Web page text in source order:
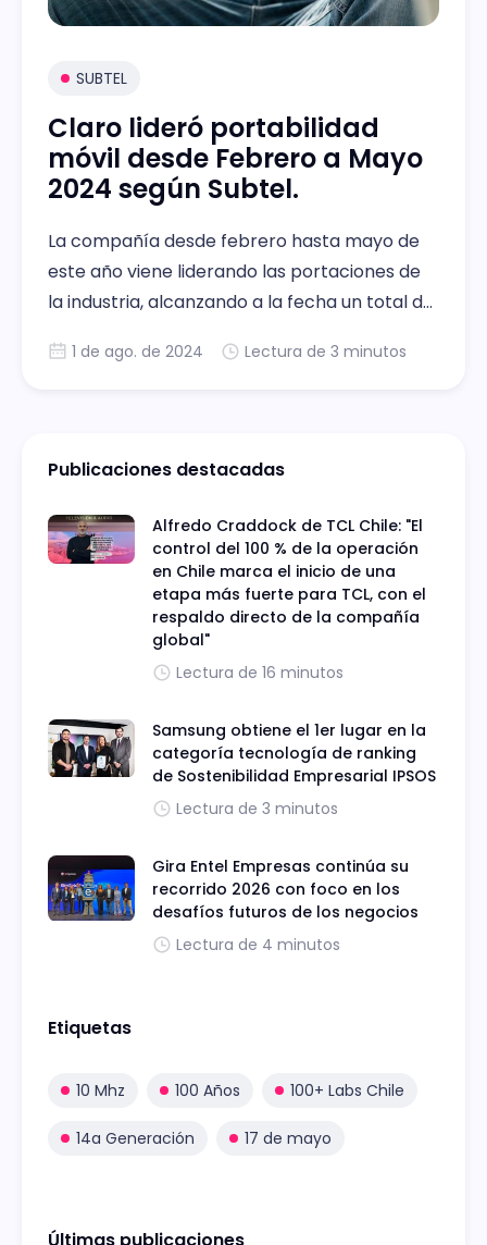
SUBTEL
Claro lideró portabilidad
móvil desde Febrero a Mayo
2024 según Subtel.
La compañía desde febrero hasta mayo de
este año viene liderando las portaciones de
la industria, alcanzando a la fecha un total de
se registra en portaciones pospago,
1 de ago. de 2024 Lectura de 3 minutos
Publicaciones destacadas
Alfredo Craddock de TCL Chile: "El
control del 100 % de la operación
en Chile marca el inicio de una
etapa más fuerte para TCL, con el
respaldo directo de la compañía
global"
Lectura de 16 minutos
Samsung obtiene el 1er lugar en la
categoría tecnología de ranking
de Sostenibilidad Empresarial IPSOS
Lectura de 3 minutos
Gira Entel Empresas continúa su
recorrido 2026 con foco en los
desafíos futuros de los negocios
Lectura de 4 minutos
Etiquetas
10 Mhz 100 Años 100+ Labs Chile
14a Generación 17 de mayo